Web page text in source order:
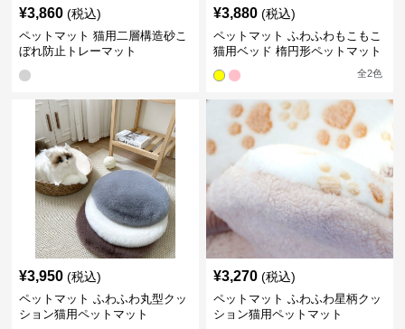
¥3,860 (税込)
ペットマット 猫用二層構造砂こ
ぼれ防止トレーマット
¥3,880 (税込)
ペットマット ふわふわもこもこ
猫用ベッド 楕円形ペットマット
全2色
¥3,950 (税込)
ペットマット ふわふわ丸型クッ
ション猫用ペットマット
¥3,270 (税込)
ペットマット ふわふわ星柄クッ
ション猫用ペットマット